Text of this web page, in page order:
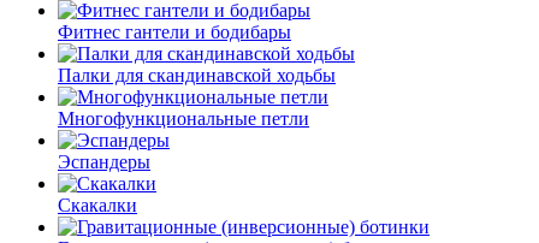
Фитнес гантели и бодибары
Палки для скандинавской ходьбы
Многофункциональные петли
Эспандеры
Скакалки